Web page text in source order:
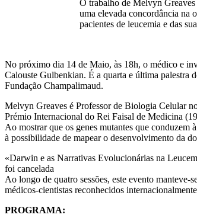
O trabalho de Melvyn Greaves
uma elevada concordância na
pacientes de leucemia e das
No próximo dia 14 de Maio, às 18h, o médico e
Calouste Gulbenkian. É a quarta e última palestra
Fundação Champalimaud.
Melvyn Greaves é Professor de Biologia Celular
Prémio Internacional do Rei Faisal de Medicina
Ao mostrar que os genes mutantes que
à possibilidade de mapear o desenvolvimento da
«Darwin e as Narrativas Evolucionárias na
foi cancelada
Ao longo de quatro sessões, este evento
médicos-cientistas reconhecidos
PROGRAMA: